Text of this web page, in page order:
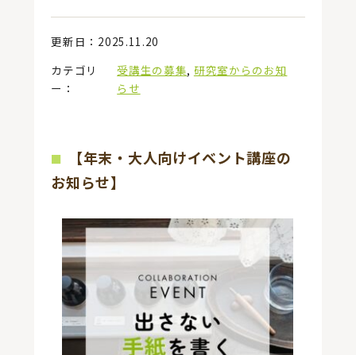
更新日：2025.11.20
カテゴリ
ー：
受講生の募集, 研究室からのお知
らせ
【年末・大人向けイベント講座の
お知らせ】